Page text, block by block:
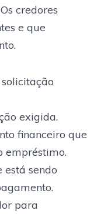
credores
e que
exigida.
financeiro que
empréstimo.
está sendo
para